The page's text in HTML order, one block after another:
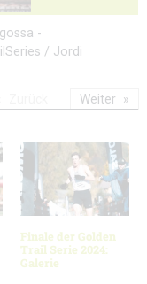
-
/ Jordi
Finale der Golden
Trail Serie 2024:
Galerie
Weiter